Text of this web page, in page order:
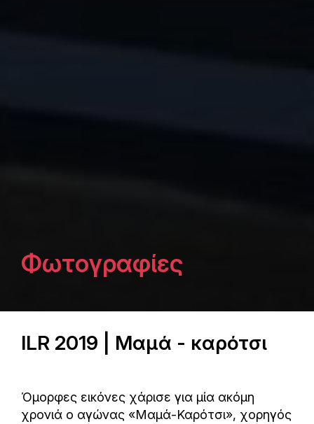
Φωτογραφίες
ILR 2019 | Μαμά - καρότσι
Όμορφες εικόνες χάρισε για μία ακόμη
χρονιά ο αγώνας «Μαμά-Καρότσι», χορηγός